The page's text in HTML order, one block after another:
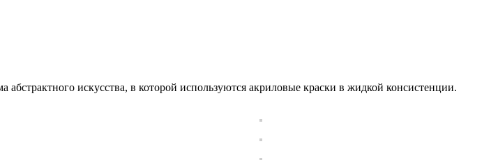
искусства, в которой используются акриловые краски в жидкой консистенции.